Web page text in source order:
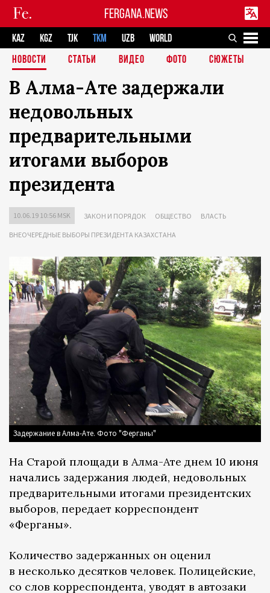
FERGANA.NEWS
KAZ KGZ TJK TKM UZB
WORLD
НОВОСТИ
СТАТЬИ ВИДЕО ФОТО СЮЖЕТЫ
В Алма-Ате задержали
недовольных
предварительными
итогами выборов
президента
10.06.19 10:56 MSK ЗАКОН И ПОРЯДОК ОБЩЕСТВО ВЛАСТЬ
ВНЕОЧЕРЕДНЫЕ ВЫБОРЫ ПРЕЗИДЕНТА КАЗАХСТАНА
Задержание в Алма-Ате. Фото "Ферганы"
На Старой площади в Алма-Ате днем 10 июня
начались задержания людей, недовольных
предварительными итогами президентских
выборов, передает корреспондент
«Ферганы».
Количество задержанных он оценил
в несколько десятков человек. Полицейские,
со слов корреспондента, уводят в автозаки